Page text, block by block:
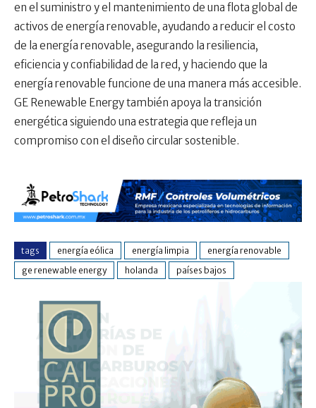
en el suministro y el mantenimiento de una flota global de
activos de energía renovable, ayudando a reducir el costo
de la energía renovable, asegurando la resiliencia,
eficiencia y confiabilidad de la red, y haciendo que la
energía renovable funcione de una manera más accesible.
GE Renewable Energy también apoya la transición
energética siguiendo una estrategia que refleja un
compromiso con el diseño circular sostenible.
tags energía eólica energía limpia
energía renovable
ge renewable energy
holanda países bajos